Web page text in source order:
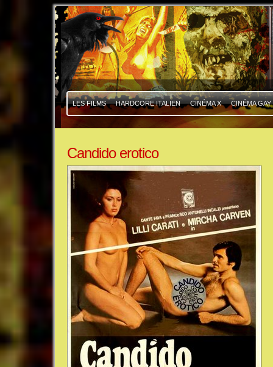
LES FILMS HARDCORE ITALIEN CINÉMA X CINÉMA GAY
Candido erotico